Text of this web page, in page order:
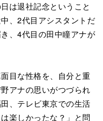
は退社記念ということ
、2代目アシスタントだ
、4代目の田中瞳アナが
目な性格を、自分と重
アナの思いがつづられ
、テレビ東京での生活
楽しかったな？」と問